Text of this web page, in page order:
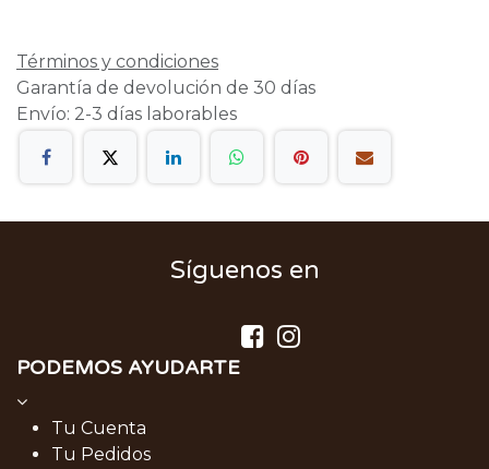
Términos y condiciones
Garantía de devolución de 30 días
Envío: 2-3 días laborables
Síguenos en
PODEMOS AYUDARTE
Tu Cuenta
Tu Pedidos